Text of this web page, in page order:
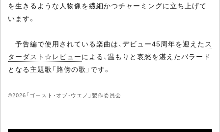
を生きるような人物像を繊細かつチャーミングに立ち上げて
います。
予告編で使用されている楽曲は、デビュー45周年を迎えたス
ターダスト☆レビューによる、温もりと哀愁を湛えたバラード
となる主題歌「路傍の歌」です。
©2026「ゴースト・オブ・ウエノ」製作委員会